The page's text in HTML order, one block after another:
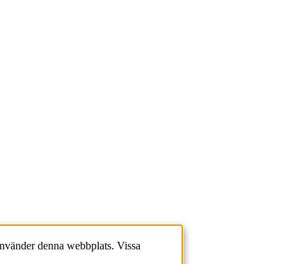
denna webbplats. Vissa